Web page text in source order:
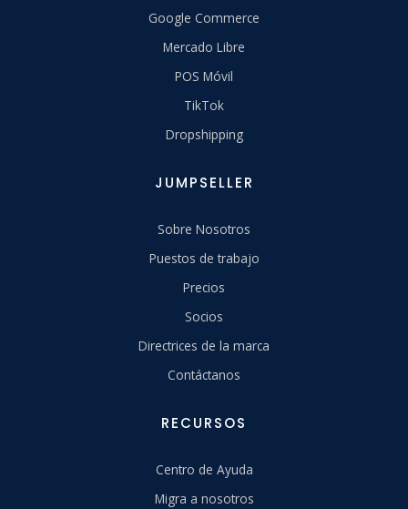
Google Commerce
Mercado Libre
POS Móvil
TikTok
Dropshipping
JUMPSELLER
Sobre Nosotros
Puestos de trabajo
Precios
Socios
Directrices de la marca
Contáctanos
RECURSOS
Centro de Ayuda
Migra a nosotros